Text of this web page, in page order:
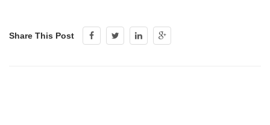
Share This Post